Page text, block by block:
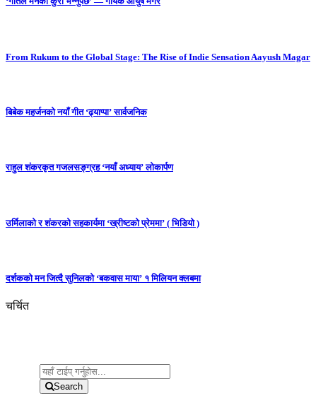
From Rukum to the Global Stage: The Rise of Indie Sensation Aayush Magar
बिबेक महर्जनको नयाँ गीत ‘ढ्याप्पा’ सार्वजनिक
राहुल शंकरकृत गजलसङ्ग्रह ‘नयाँ अध्याय’ लोकार्पण
उर्मिलाको र शंकरको सहकार्यमा ‘ख्रीष्टको प्रेममा’ ( भिडियो )
दर्शकको मन जित्दै सुनिलको ‘बकवास माया’ १ मिलियन क्लबमा
चर्चित
Search